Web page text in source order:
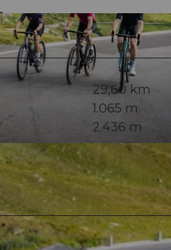
29,60 km
1.065 m
2.436 m